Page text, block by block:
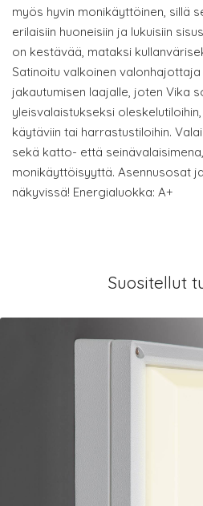
myös hyvin monikäyttöinen, sillä
erilaisiin huoneisiin ja lukuisiin
on kestävää, mataksi
Satinoitu valkoinen
jakautumisen laajalle, joten Vika
yleisvalaistukseksi
käytäviin tai harrastustiloihin.
sekä katto- että
monikäyttöisyyttä. Asennusosat
näkyvissä! Energialuokka: A+
Suositellut